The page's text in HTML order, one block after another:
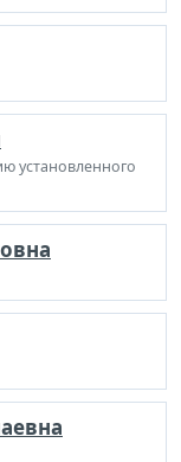
установленного